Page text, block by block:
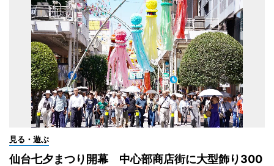
見る・遊ぶ
仙台七夕まつり開幕 中心部商店街に大型飾り300